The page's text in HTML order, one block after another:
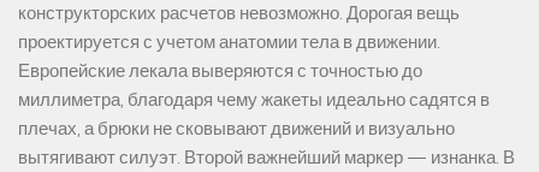
конструкторских расчетов невозможно. Дорогая вещь
проектируется с учетом анатомии тела в движении.
Европейские лекала выверяются с точностью до
миллиметра, благодаря чему жакеты идеально садятся в
плечах, а брюки не сковывают движений и визуально
вытягивают силуэт. Второй важнейший маркер — изнанка. В